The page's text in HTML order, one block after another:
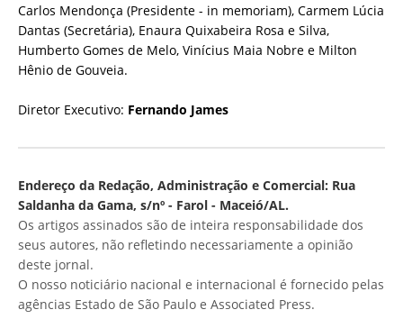
Carlos Mendonça (Presidente - in memoriam), Carmem Lúcia
Dantas (Secretária), Enaura Quixabeira Rosa e Silva,
Humberto Gomes de Melo, Vinícius Maia Nobre e Milton
Hênio de Gouveia.
Diretor Executivo: Fernando James
Endereço da Redação, Administração e Comercial: Rua
Saldanha da Gama, s/nº - Farol - Maceió/AL.
Os artigos assinados são de inteira responsabilidade dos
seus autores, não refletindo necessariamente a opinião
deste jornal.
O nosso noticiário nacional e internacional é fornecido pelas
agências Estado de São Paulo e Associated Press.